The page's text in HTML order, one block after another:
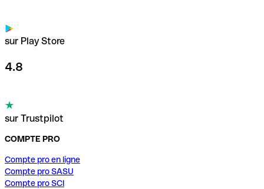
sur Play Store
4.8
sur Trustpilot
COMPTE PRO
Compte pro en ligne
Compte pro SASU
Compte pro SCI